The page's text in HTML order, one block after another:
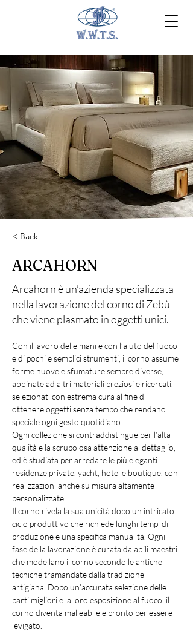
< Back
ARCAHORN
Arcahorn è un’azienda specializzata
nella lavorazione del corno di Zebù
che viene plasmato in oggetti unici.
Con il lavoro delle mani e con l’aiuto del fuoco
e di pochi e semplici strumenti, il corno assume
forme nuove e sfumature sempre diverse,
abbinate ad altri materiali preziosi e ricercati,
selezionati con estrema cura al fine di
ottenere oggetti senza tempo che rendano
speciale ogni gesto quotidiano.
Ogni collezione si contraddistingue per l’alta
qualità e la scrupolosa attenzione al dettaglio,
ed è studiata per arredare le più eleganti
residenze private, yacht, hotel e boutique, con
realizzazioni anche su misura altamente
personalizzate.
Il corno rivela la sua unicità dopo un intricato
ciclo produttivo che richiede lunghi tempi di
produzione e una specifica manualità. Ogni
fase della lavorazione è curata da abili maestri
che modellano il corno secondo le antiche
tecniche tramandate dalla tradizione
artigiana. Dopo un’accurata selezione delle
parti migliori e la loro esposizione al fuoco, il
corno diventa malleabile e pronto per essere
levigato.